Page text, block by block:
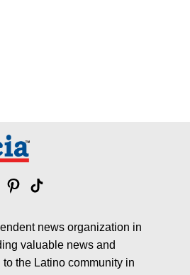
Pinterest
Tik
news organization in
valuable news and
the Latino community in